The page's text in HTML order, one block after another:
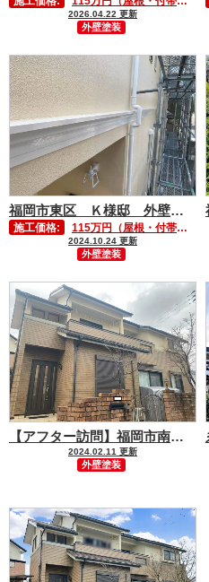
2026.04.22 更新
外壁塗装
福岡市東区 Ｋ様邸 外壁塗装工事
施工価格: 115万円（屋根・付帯部塗装を含む）
2024.10.24 更新
外壁塗装
【アフター訪問】福岡市南区 O様邸 外壁塗装工事
2024.02.11 更新
外壁塗装